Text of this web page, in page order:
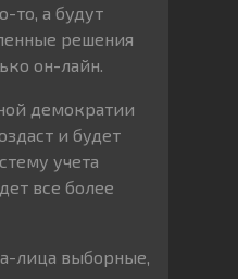
то, а будут
решения
он-лайн.
демократии
и будет
учета
все более
лица выборные,